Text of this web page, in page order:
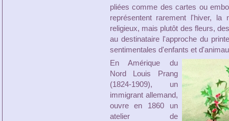
pliées comme des cartes ou
représentent rarement l'hiver,
religieux, mais plutôt des fleurs,
au destinataire l'approche du
sentimentales d'enfants et
En Amérique du
Nord Louis Prang
(1824-1909), un
immigrant allemand,
ouvre en 1860 un
atelier de